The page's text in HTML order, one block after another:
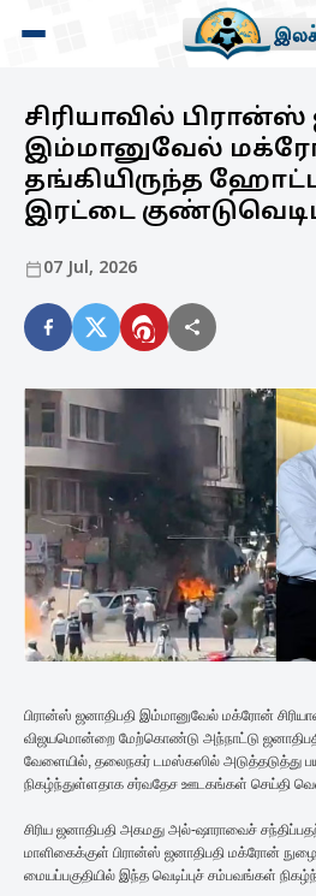
சிரியாவில்
இம்மானுவேல்
தங்கியிருந்த
இரட்டை
07 Jul, 2026
பிரான்ஸ் ஜனாதிபதி இம்மானுவேல் மக்ரோன்
விஜயமொன்றை மேற்கொண்டு அந்நாட்டு
வேளையில், தலைநகர் டமஸ்கஸில் அடுத்தடுத்து
நிகழ்ந்துள்ளதாக சர்வதேச ஊடகங்கள் செய்தி
சிரிய ஜனாதிபதி அகமது அல்-ஷாராவைச்
மாளிகைக்குள் பிரான்ஸ் ஜனாதிபதி மக்ரோன்
மையப்பகுதியில் இந்த வெடிப்புச் சம்பவங்கள்